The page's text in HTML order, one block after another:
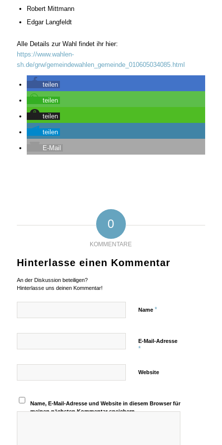
Robert Mittmann
Edgar Langfeldt
Alle Details zur Wahl findet ihr hier:
https://www.wahlen-
sh.de/grw/gemeindewahlen_gemeinde_010605034085.html
teilen
teilen
teilen
teilen
E-Mail
0
KOMMENTARE
Hinterlasse einen Kommentar
An der Diskussion beteiligen?
Hinterlasse uns deinen Kommentar!
Name *
E-Mail-Adresse
*
Website
Name, E-Mail-Adresse und Website in diesem Browser für
meinen nächsten Kommentar speichern.